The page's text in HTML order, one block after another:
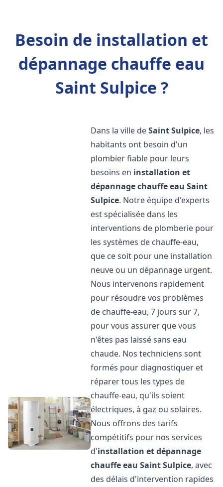
Besoin de installation et
dépannage chauffe eau
Saint Sulpice ?
Dans la ville deSaint Sulpice, les
habitants ont besoin d'un
plombier fiable pour leurs
besoins en installation et
dépannage chauffe eau Saint
Sulpice. Notre équipe d'experts
est spécialisée dans les
interventions de plomberie pour
les systèmes de chauffe-eau,
que ce soit pour une installation
neuve ou un dépannage urgent.
Nous intervenons rapidement
pour résoudre vos problèmes
de chauffe-eau, 7 jours sur 7,
pour vous assurer que vous
n'êtes pas laissé sans eau
chaude. Nos techniciens sont
formés pour diagnostiquer et
réparer tous les types de
chauffe-eau, qu'ils soient
électriques, à gaz ou solaires.
Nous offrons des tarifs
compétitifs pour nos services
d'installation et dépannage
chauffe eau Saint Sulpice, avec
des délais d'intervention rapides